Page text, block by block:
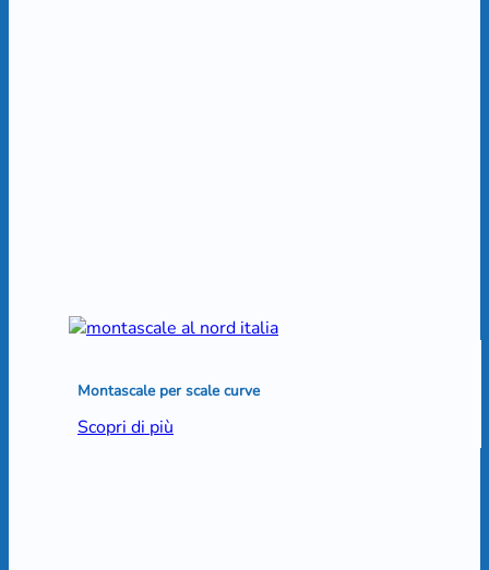
Montascale per scale curve
Scopri di più